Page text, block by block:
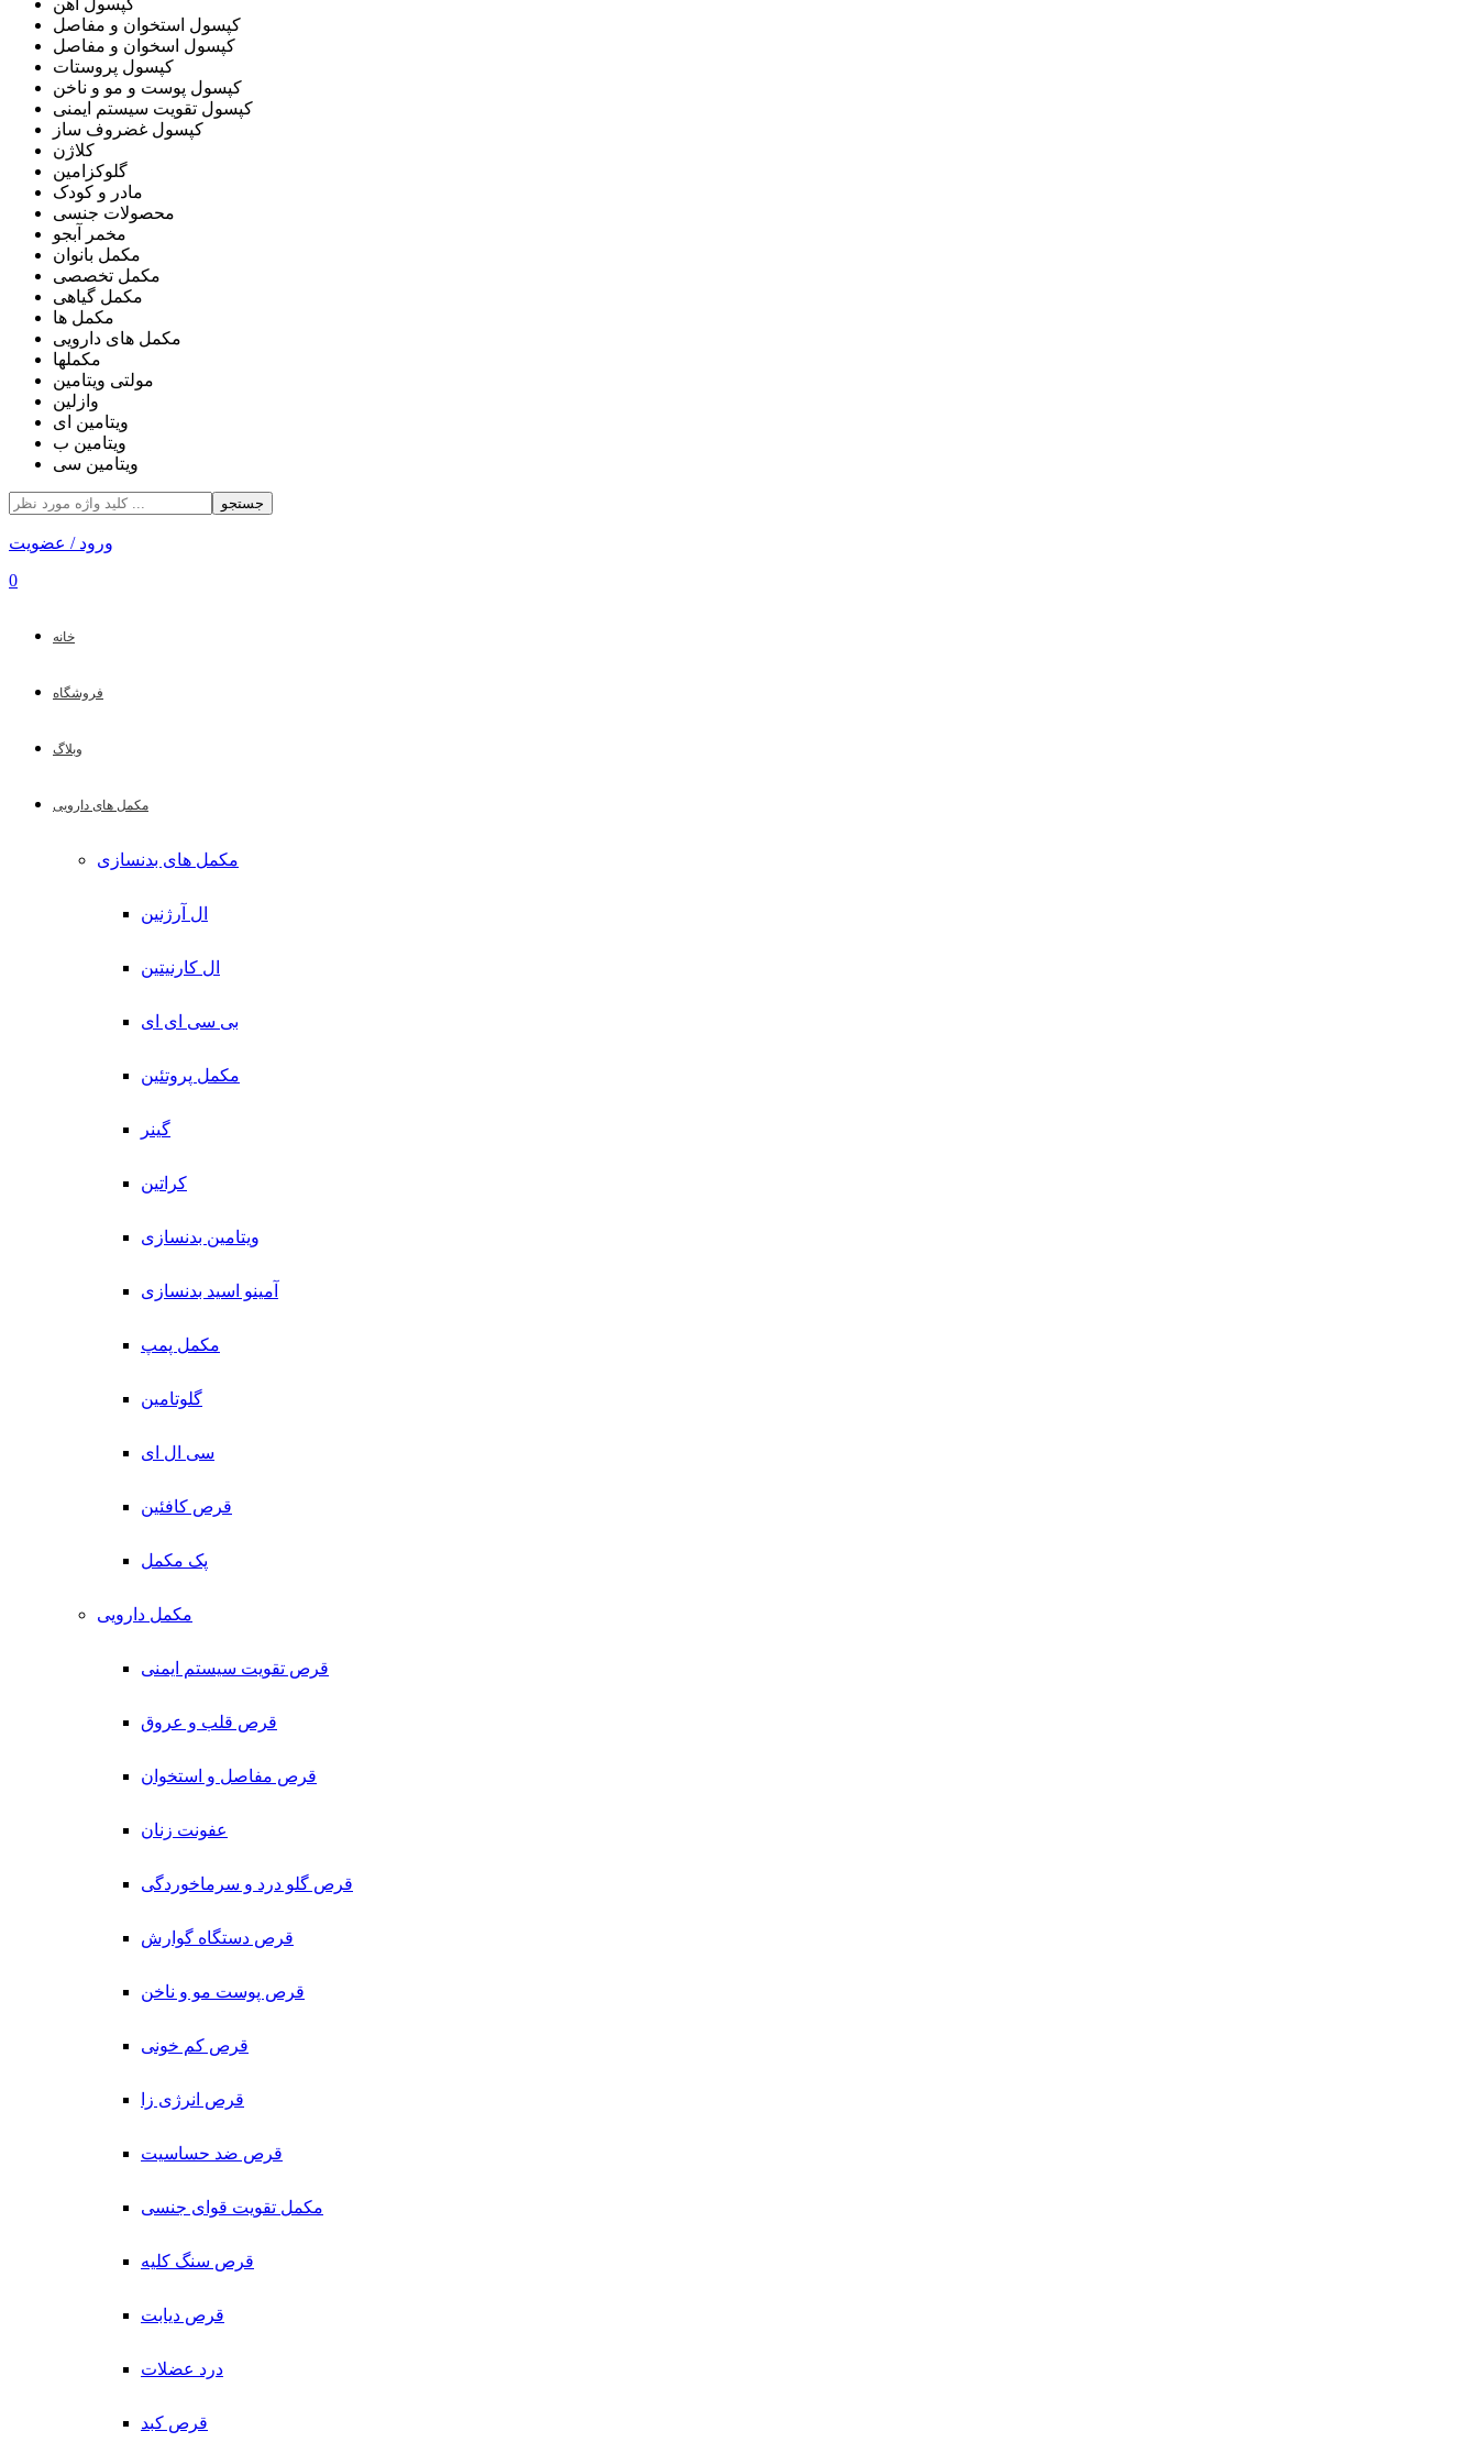
کپسول آهن
کپسول استخوان و مفاصل
کپسول اسخوان و مفاصل
کپسول پروستات
کپسول پوست و مو و ناخن
کپسول تقویت سیستم ایمنی
کپسول غضروف ساز
کلاژن
گلوکزامین
مادر و کودک
محصولات جنسی
مخمر آبجو
مکمل بانوان
مکمل تخصصی
مکمل گیاهی
مکمل ها
مکمل های دارویی
مکملها
مولتی ویتامین
وازلین
ویتامین ای
ویتامین ب
ویتامین سی
جستجو
ورود / عضویت
0
خانه
فروشگاه
وبلاگ
مکمل های دارویی
مکمل های بدنسازی
ال آرژنین
ال کارنیتین
بی سی ای ای
مکمل پروتئین
گینر
کراتین
ویتامین بدنسازی
آمینو اسید بدنسازی
مکمل پمپ
گلوتامین
سی ال ای
قرص کافئین
پک مکمل
مکمل دارویی
قرص تقویت سیستم ایمنی
قرص قلب و عروق
قرص مفاصل و استخوان
عفونت زنان
قرص گلو درد و سرماخوردگی
قرص دستگاه گوارش
قرص پوست مو و ناخن
قرص کم خونی
قرص انرژی زا
قرص ضد حساسیت
مکمل تقویت قوای جنسی
قرص سنگ کلیه
قرص دیابت
درد عضلات
قرص کبد